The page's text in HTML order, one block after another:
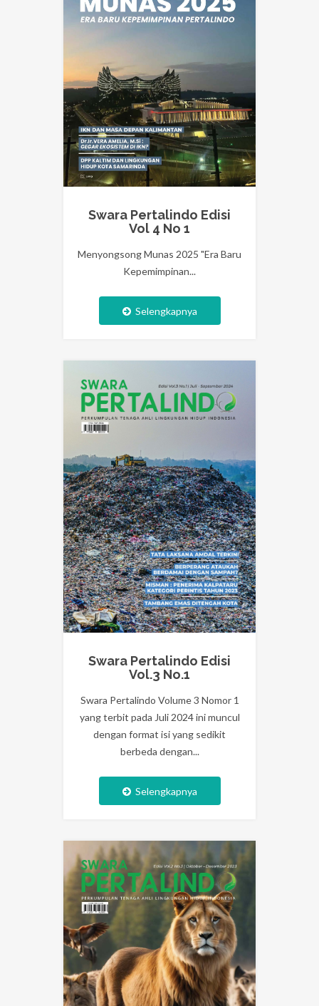
Swara Pertalindo Edisi
Vol 4 No 1
Menyongsong Munas 2025 "Era Baru
Kepemimpinan...
Selengkapnya
Swara Pertalindo Edisi
Vol.3 No.1
Swara Pertalindo Volume 3 Nomor 1
yang terbit pada Juli 2024 ini muncul
dengan format isi yang sedikit
berbeda dengan...
Selengkapnya